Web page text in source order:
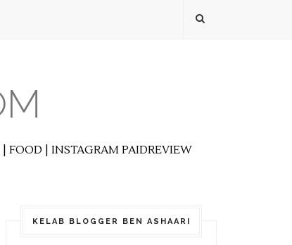
FOOD | INSTAGRAM PAIDREVIEW
KELAB BLOGGER BEN ASHAARI